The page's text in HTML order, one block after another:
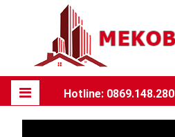
Hotline: 0869.148.280